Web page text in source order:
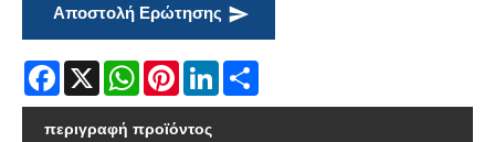
Αποστολή Ερώτησης
Facebook
X WhatsAppPinterestLinkedIn
περιγραφή προϊόντος